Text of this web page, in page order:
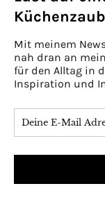
Mit meinem
nah dran an
für den Alltag in
Inspiration und